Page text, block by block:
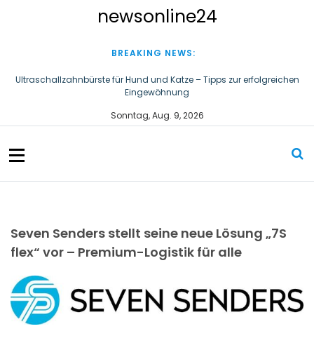
n
t
newsonline24
BREAKING NEWS:
Ultraschallzahnbürste für Hund und Katze – Tipps zur erfolgreichen
Eingewöhnung
Ist das Dach gegen alles versichert?
Sonntag, Aug. 9, 2026
Seven Senders stellt seine neue Lösung „7S
flex“ vor – Premium-Logistik für alle